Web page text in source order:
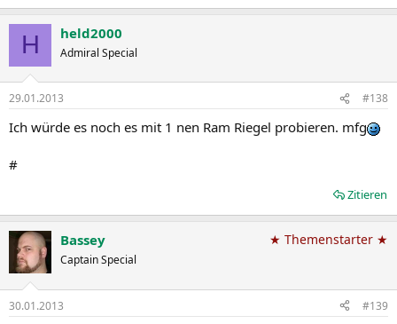
H held2000
Admiral Special
29.01.2013 #138
Ich würde es noch es mit 1 nen Ram Riegel probieren. mfg
#
Zitieren
Bassey
Captain Special
★ Themenstarter ★
30.01.2013 #139